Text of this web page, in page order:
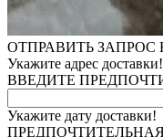
ОТПРАВИТЬ
Укажите адрес доставки!
ВВЕДИТЕ
Укажите дату доставки!